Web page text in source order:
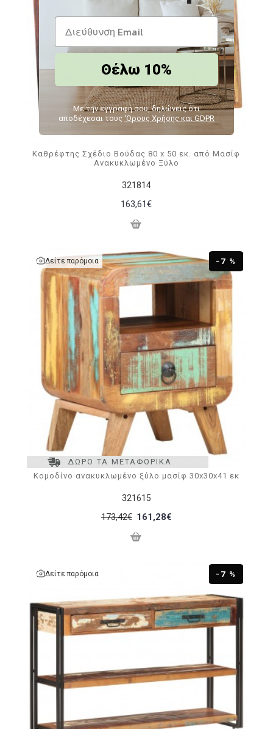
321814
Καθρέφτης Σχέδιο Βούδας 80 x 50 εκ. από Μασίφ
Ανακυκλωμένο Ξύλο
163,61€
ΔΩΡΟ ΤΑ ΜΕΤΑΦΟΡΙΚΑ
-7 %
Δείτε παρόμοια
321615
Κομοδίνο ανακυκλωμένο ξύλο μασίφ 30x30x41 εκ
173,42€ 161,28€
-7 %
Δείτε παρόμοια
Θέλω 10%
Με την εγγραφή σου, δηλώνεις ότι
αποδέχεσαι τους ‘Ορους Χρήσης και GDPR